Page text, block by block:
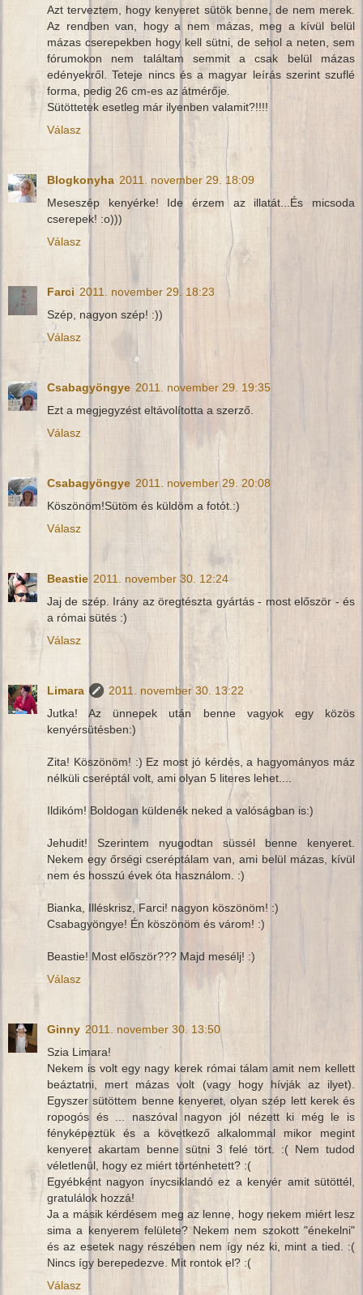
Azt terveztem, hogy kenyeret sütök benne, de nem merek.
Az rendben van, hogy a nem mázas, meg a kívül belül
mázas cserepekben hogy kell sütni, de sehol a neten, sem
fórumokon nem találtam semmit a csak belül mázas
edényekről. Teteje nincs és a magyar leírás szerint szuflé
forma, pedig 26 cm-es az átmérője.
Sütöttetek esetleg már ilyenben valamit?!!!!
Válasz
Blogkonyha 2011. november 29. 18:09
Meseszép kenyérke! Ide érzem az illatát...És micsoda
cserepek! :o)))
Válasz
Farci 2011. november 29. 18:23
Szép, nagyon szép! :))
Válasz
Csabagyöngye 2011. november 29. 19:35
Ezt a megjegyzést eltávolította a szerző.
Válasz
Csabagyöngye 2011. november 29. 20:08
Köszönöm!Sütöm és küldöm a fotót.:)
Válasz
Beastie 2011. november 30. 12:24
Jaj de szép. Irány az öregtészta gyártás - most először - és
a római sütés :)
Válasz
Limara
2011. november 30. 13:22
Jutka! Az ünnepek után benne vagyok egy közös
kenyérsütésben:)
Zita! Köszönöm! :) Ez most jó kérdés, a hagyományos máz
nélküli cseréptál volt, ami olyan 5 literes lehet....
Ildikóm! Boldogan küldenék neked a valóságban is:)
Jehudit! Szerintem nyugodtan süssél benne kenyeret.
Nekem egy őrségi cseréptálam van, ami belül mázas, kívül
nem és hosszú évek óta használom. :)
Bianka, Illéskrisz, Farci! nagyon köszönöm! :)
Csabagyöngye! Én köszönöm és várom! :)
Beastie! Most először??? Majd mesélj! :)
Válasz
Ginny 2011. november 30. 13:50
Szia Limara!
Nekem is volt egy nagy kerek római tálam amit nem kellett
beáztatni, mert mázas volt (vagy hogy hívják az ilyet).
Egyszer sütöttem benne kenyeret, olyan szép lett kerek és
ropogós és ... naszóval nagyon jól nézett ki még le is
fényképeztük és a következő alkalommal mikor megint
kenyeret akartam benne sütni 3 felé tört. :( Nem tudod
véletlenül, hogy ez miért történhetett? :(
Egyébként nagyon ínycsiklandó ez a kenyér amit sütöttél,
gratulálok hozzá!
Ja a másik kérdésem meg az lenne, hogy nekem miért lesz
sima a kenyerem felülete? Nekem nem szokott "énekelni"
és az esetek nagy részében nem így néz ki, mint a tied. :(
Nincs így berepedezve. Mit rontok el? :(
Válasz